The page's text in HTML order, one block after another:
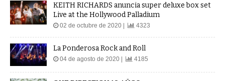
KEITH RICHARDS anuncia super deluxe box set
Live at the Hollywood Palladium
02 de octubre de 2020 | 4323
La Ponderosa Rock and Roll
04 de agosto de 2020 | 4185